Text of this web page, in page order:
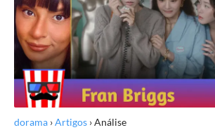
dorama ›Artigos ›Análise